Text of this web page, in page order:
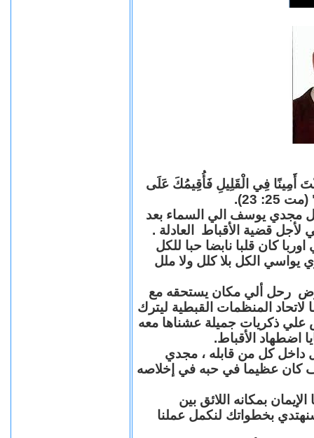
أَمِينًا فِي الْقَلِيلِ فَأُقِيمُكَ عَلَى
23).
مجدي يوسف الي السماء بعد
قضية الأقباط العادلة .
كان قلبا نابضا حبا للكل
يواسي الكل بلا كلل ولا ملل
رحل ألي مكان يستحقه مع
المنظمات القبطية ليترك
علي ذكريات جميلة عشناها معه
اضطهاد الأقباط.
داخل كل من قابله ، مجدي
عظيما في حبه في إخلاصه
بمكانه اللائق بين
بخطواتك لنكمل عملنا